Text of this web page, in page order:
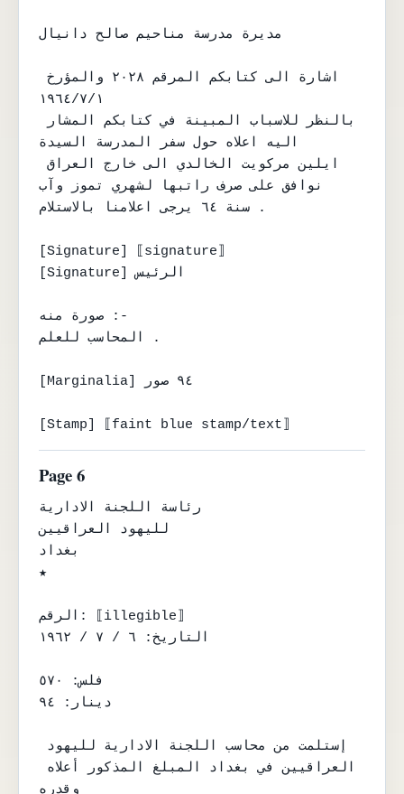
مديرة مدرسة مناحيم صالح دانيال
اشارة الى كتابكم المرقم ٢٠٢٨ والمؤرخ
١٩٦٤/٧/١
اليه اعلاه حول سفر المدرسة السيدة
ايلين مركويت الخالدي الى خارج العراق
نوافق على صرف راتبها لشهري تموز وآب
سنة ٦٤ يرجى اعلامنا بالاستلام .
[Signature] ⟦signature⟧
[Signature] الرئيس
صورة منه :-
المحاسب للعلم .
[Marginalia] ٩٤ صور
[Stamp] ⟦faint blue stamp/text⟧
Page 6
رئاسة اللجنة الادارية
لليهود العراقيين
بغداد
★
الرقم: ⟦illegible⟧
التاريخ: ٦ / ٧ / ١٩٦٢
فلس: ٥٧٠
دينار: ٩٤
وقدره